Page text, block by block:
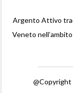
Argento Attivo
Veneto
@Copyright